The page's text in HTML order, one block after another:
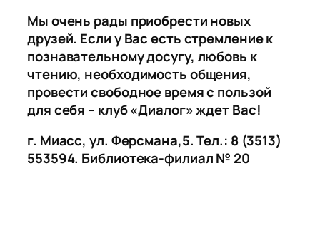
Мы очень рады приобрести новых
друзей. Если у Вас есть стремление к
познавательному досугу, любовь к
чтению, необходимость общения,
провести свободное время с пользой
для себя – клуб «Диалог» ждет Вас!
г. Миасс, ул. Ферсмана,5. Тел.: 8 (3513)
553594. Библиотека-филиал № 20